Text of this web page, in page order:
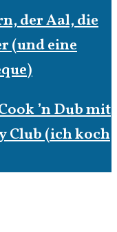
der Aal, die
(und eine
’n Dub mit
Club (ich koch